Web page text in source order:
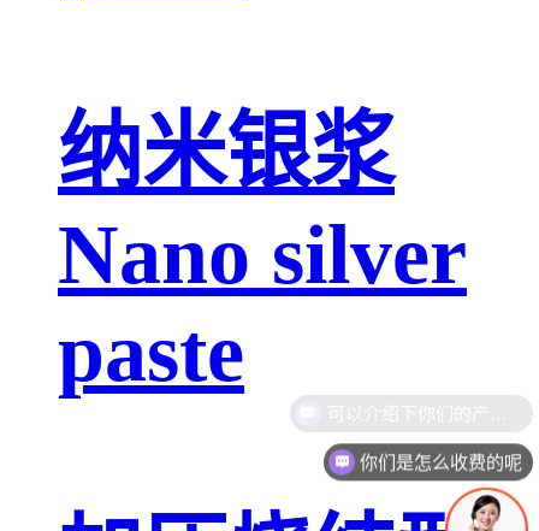
纳米银浆
Nano silver
paste
你们是怎么收费的呢